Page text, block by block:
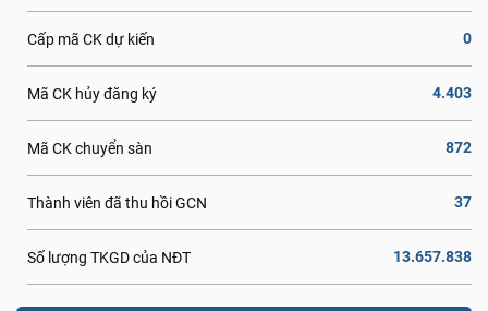
Cấp mã CK dự kiến 0
Mã CK hủy đăng ký 4.403
Mã CK chuyển sàn 872
Thành viên đã thu hồi GCN 37
Số lượng TKGD của NĐT 13.657.838